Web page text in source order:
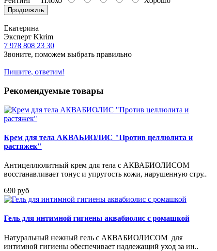
Продолжить
Екатерина
Эксперт Kkrim
7 978 808 23 30
Звоните, поможем выбрать правильно
Пишите, ответим!
Рекомендуемые товары
Крем для тела АКВАБИОЛИС "Против целлюлита и
растяжек"
Антицеллюлитный крем для тела с АКВАБИОЛИСОМ
восстанавливает тонус и упругость кожи, нарушенную стру..
690 руб
Гель для интимной гигиены аквабиолис с ромашкой
Натуральный нежный гель с АКВАБИОЛИСОМ для
интимной гигиены обеспечивает надлежащий уход за ин..